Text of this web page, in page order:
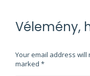
Vélemény,
Your email address
marked *